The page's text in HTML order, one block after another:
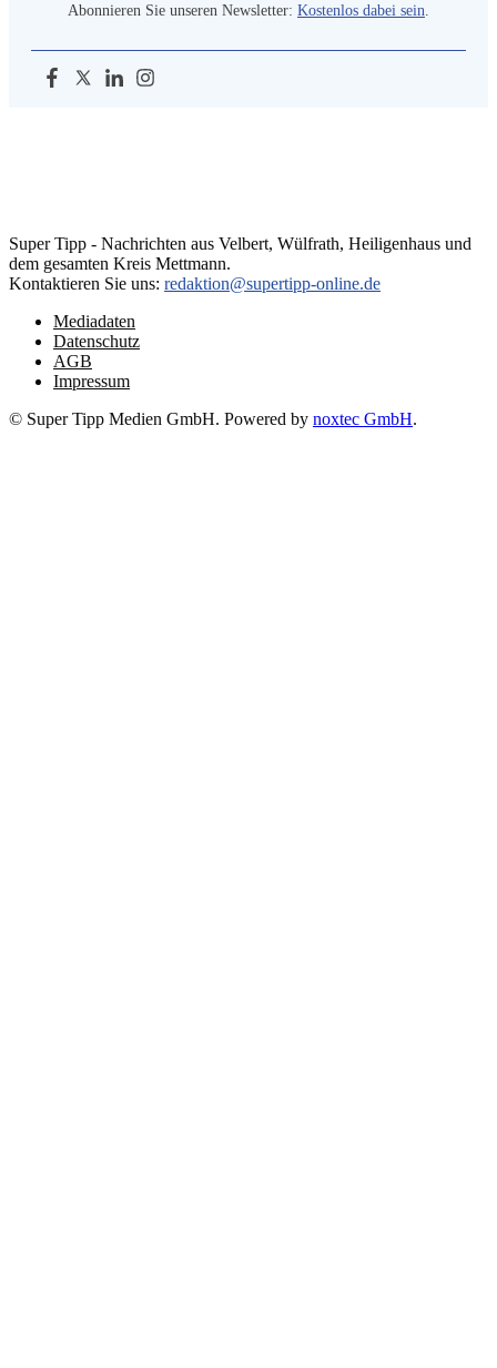
Abonnieren Sie unseren Newsletter: Kostenlos dabei sein
Super Tipp - Nachrichten aus Velbert, Wülfrath, Heiligenhaus und
dem gesamten Kreis Mettmann.
Kontaktieren Sie uns: redaktion@supertipp-online.de
Mediadaten
Datenschutz
AGB
Impressum
© Super Tipp Medien GmbH. Powered by noxtec GmbH.